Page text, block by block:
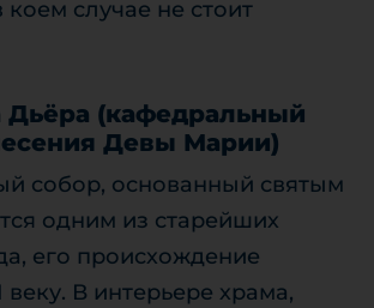
случае не стоит
Дьёра (кафедральный
Девы Марии)
собор, основанный святым
одним из старейших
его происхождение
веку. В интерьере храма,